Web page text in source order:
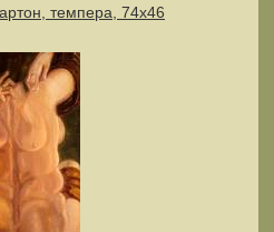
темпера, 74х46